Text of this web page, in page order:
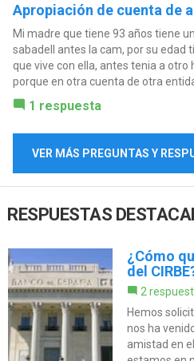
Apropiación de cuenta de
Mi madre que tiene 93 años tiene
sabadell antes la cam, por su edad
que vive con ella, antes tenia a otro
porque en otra cuenta de otra
1 respuesta
VER MÁS PREGUNTAS Y
RESPUESTAS
¿Cómo
del
2
Hemos
nos ha
amistad en